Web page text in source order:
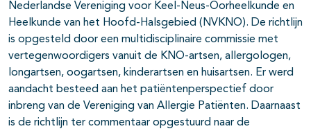
Nederlandse Vereniging voor Keel-Neus-Oorheelkunde en
Heelkunde van het Hoofd-Halsgebied (NVKNO). De richtlijn
is opgesteld door een multidisciplinaire commissie met
vertegenwoordigers vanuit de KNO-artsen, allergologen,
longartsen, oogartsen, kinderartsen en huisartsen. Er werd
aandacht besteed aan het patiëntenperspectief door
inbreng van de Vereniging van Allergie Patiënten. Daarnaast
is de richtlijn ter commentaar opgestuurd naar de